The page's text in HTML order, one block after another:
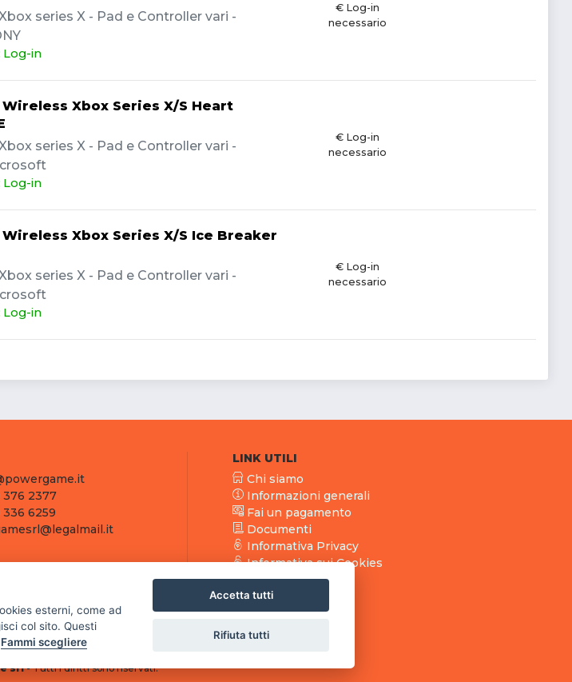
series X - Pad e Controller vari -
Log-in
€ Log-in
necessario
Xbox Series X/S Heart
series X - Pad e Controller vari -
Log-in
€ Log-in
necessario
Xbox Series X/S Ice Breaker
series X - Pad e Controller vari -
Log-in
€ Log-in
necessario
2377
6259
LINK UTILI
Chi siamo
Informazioni generali
Fai un pagamento
Documenti
Informativa Privacy
Informativa sui Cookies
srl- Tutti i diritti sono riservati.
esterni, come ad
col sito. Questi
Fammi scegliere
Accetta tutti
Rifiuta tutti